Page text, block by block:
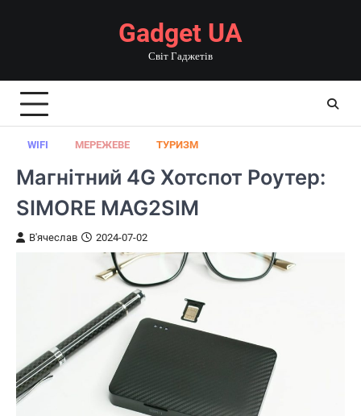
Gadget UA
Світ Гаджетів
WIFI МЕРЕЖЕВЕ ТУРИЗМ
Магнітний 4G Хотспот Роутер:
SIMORE MAG2SIM
В'ячеслав 2024-07-02